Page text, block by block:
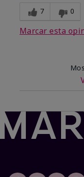
7 0
Marcar esta